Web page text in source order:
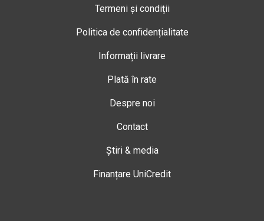
Termeni și condiții
Politica de confidențialitate
Informații livrare
Plată în rate
Despre noi
Contact
Știri & media
Finanțare UniCredit